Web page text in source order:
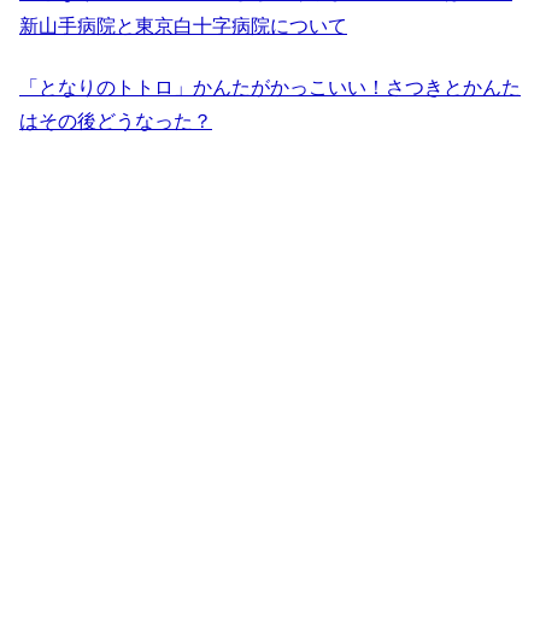
新山手病院と東京白十字病院について
「となりのトトロ」かんたがかっこいい！さつきとかんた
はその後どうなった？